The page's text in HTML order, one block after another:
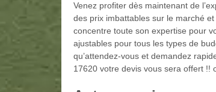
Venez profiter dès maintenant de
des prix imbattables sur le marché
concentre toute son expertise pour
ajustables pour tous les types de
qu’attendez-vous et demandez
17620 votre devis vous sera offert !!